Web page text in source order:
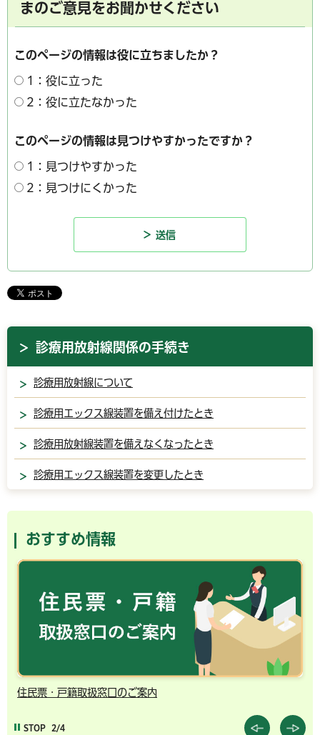
まのご意見をお聞かせください
このページの情報は役に立ちましたか？
1：役に立った
2：役に立たなかった
このページの情報は見つけやすかったですか？
1：見つけやすかった
2：見つけにくかった
診療用放射線関係の手続き
診療用放射線について
診療用エックス線装置を備え付けたとき
診療用放射線装置を備えなくなったとき
診療用エックス線装置を変更したとき
おすすめ情報
住民票・戸籍取扱窓口のご案内
STOP 2/4